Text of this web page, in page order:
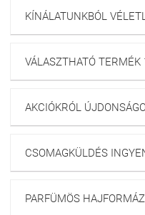
KÍNÁLATUNKBÓL
VÁLASZTHATÓ TERMÉK
AKCIÓKRÓL
CSOMAGKÜLDÉS
PARFÜMÖS